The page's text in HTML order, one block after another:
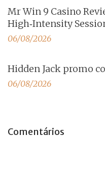
Mr Win 9 Casino
High‑Intensity
06/08/2026
Hidden Jack promo
06/08/2026
Comentários